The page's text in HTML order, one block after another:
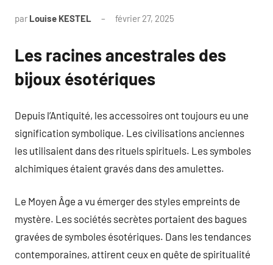
par Louise KESTEL février 27, 2025
Les racines ancestrales des
bijoux ésotériques
Depuis l’Antiquité, les accessoires ont toujours eu une
signification symbolique. Les civilisations anciennes
les utilisaient dans des rituels spirituels. Les symboles
alchimiques étaient gravés dans des amulettes.
Le Moyen Âge a vu émerger des styles empreints de
mystère. Les sociétés secrètes portaient des bagues
gravées de symboles ésotériques. Dans les tendances
contemporaines, attirent ceux en quête de spiritualité